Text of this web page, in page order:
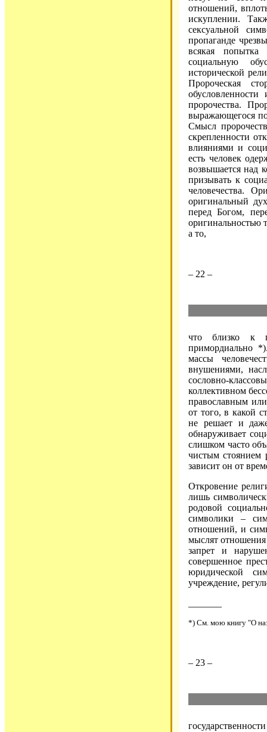
отношений,
искуплении.
сексуальной
пропаганде
всякая попытка
социальную
исторической
Пророческая
пророчества.
выражающегося
Смысл
скрепленности
влияниями и
есть человек
возвышается над
призывать к
человечества.
оригинальный
перед Богом,
оригинальностью
а то,
– 22 –
что близко к
примордиально
массы
внушениями,
сословно-
коллективном
православным
от того, в какой
не решает и
обнаруживает
слишком часто
чистым стоянием
зависит он от
Откровение
лишь
родовой
символики –
отношений, и
мыслят
запрет и
совершенное
юридической
учреждение,
*) См. мою книгу "О
– 23 –